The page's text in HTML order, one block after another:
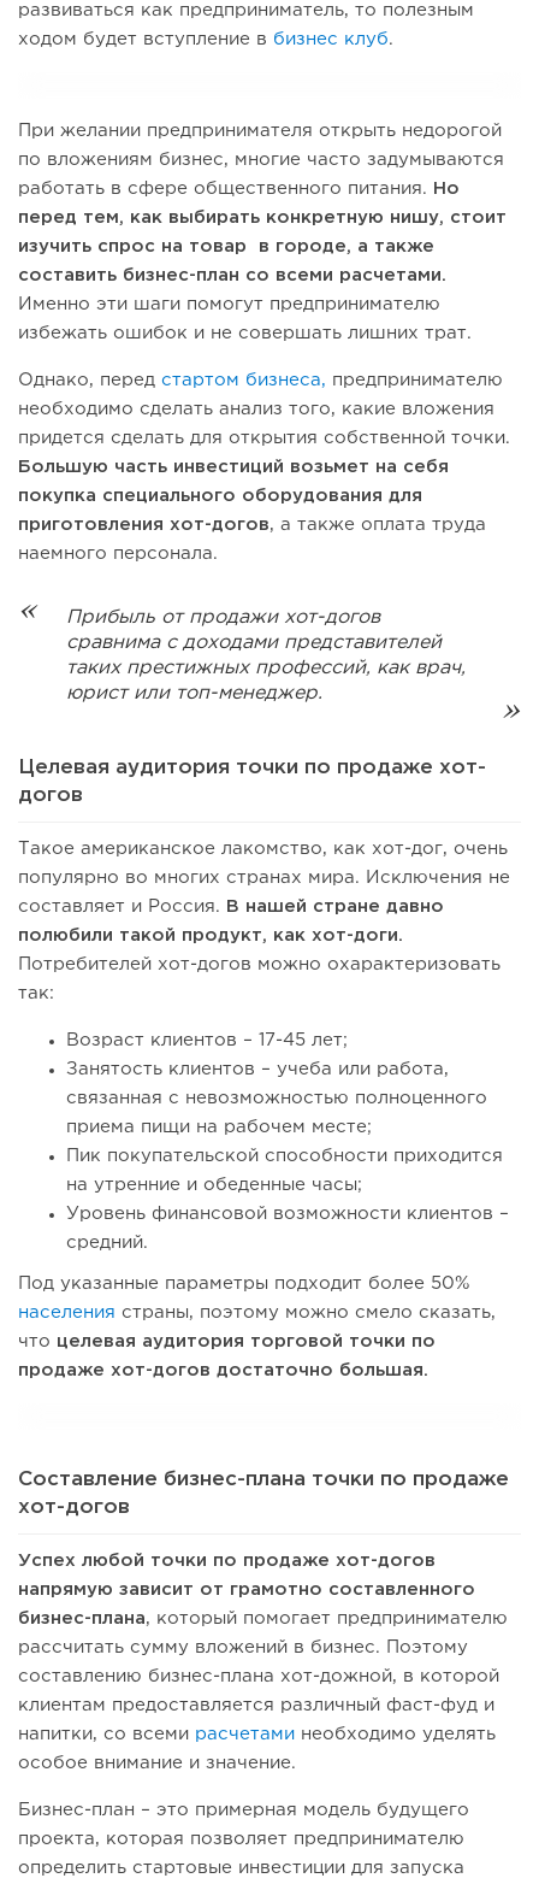
развиваться как предприниматель, то полезным
ходом будет вступление в бизнес клуб.
При желании предпринимателя открыть недорогой
по вложениям бизнес, многие часто задумываются
работать в сфере общественного питания.
Но
перед тем, как выбирать конкретную нишу, стоит
изучить спрос на товар в городе, а также
составить бизнес-план со всеми расчетами.
Именно эти шаги помогут предпринимателю
избежать ошибок и не совершать лишних трат.
Однако, перед стартом бизнеса, предпринимателю
необходимо сделать анализ того, какие вложения
придется сделать для открытия собственной точки.
Большую часть инвестиций возьмет на себя
покупка специального оборудования для
приготовления хот-догов, а также оплата труда
наемного персонала.
Прибыль от продажи хот-догов
сравнима с доходами представителей
таких престижных профессий, как врач,
юрист или топ-менеджер.
Целевая аудитория точки по продаже хот-
догов
Такое американское лакомство, как хот-дог, очень
популярно во многих странах мира. Исключения не
составляет и Россия.
В нашей стране давно
полюбили такой продукт, как хот-доги.
Потребителей хот-догов можно охарактеризовать
так:
Возраст клиентов – 17-45 лет;
Занятость клиентов – учеба или работа,
связанная с невозможностью полноценного
приема пищи на рабочем месте;
Пик покупательской способности приходится
на утренние и обеденные часы;
Уровень финансовой возможности клиентов –
средний.
Под указанные параметры подходит более 50%
населения страны, поэтому можно смело сказать,
что целевая аудитория торговой точки по
продаже хот-догов достаточно большая.
Составление бизнес-плана точки по продаже
хот-догов
Успех любой точки по продаже хот-догов
напрямую зависит от грамотно составленного
бизнес-плана, который помогает предпринимателю
рассчитать сумму вложений в бизнес. Поэтому
составлению бизнес-плана хот-дожной, в которой
клиентам предоставляется различный фаст-фуд и
напитки, со всеми расчетами необходимо уделять
особое внимание и значение.
Бизнес-план – это примерная модель будущего
проекта, которая позволяет предпринимателю
определить стартовые инвестиции для запуска